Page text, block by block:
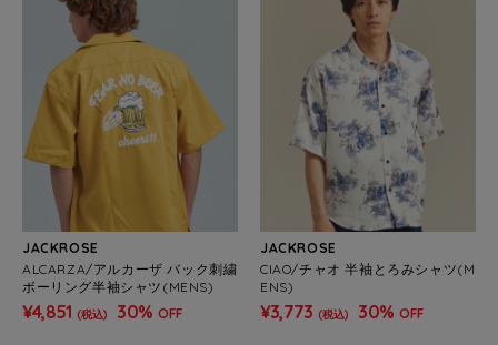
JACKROSE
ALCARZA/アルカーザ バック刺繍
ボーリング半袖シャツ(MENS)
¥4,851 (税込) 30% OFF
JACKROSE
CIAO/チャオ 半袖とろみシャツ(M
ENS)
¥3,773 (税込) 30% OFF